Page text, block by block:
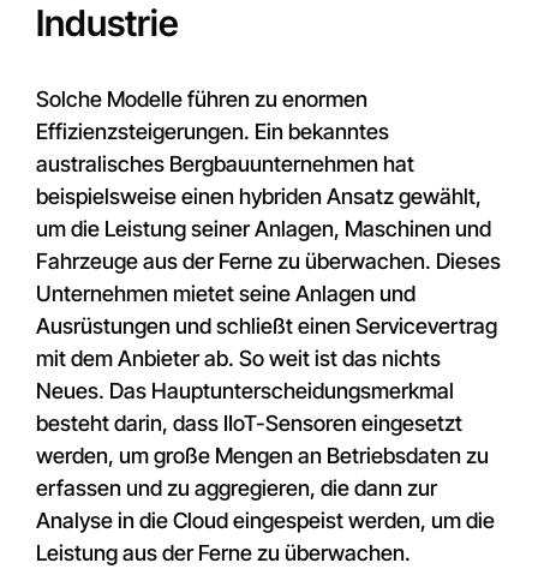
Industrie
Solche Modelle führen zu enormen
Effizienzsteigerungen. Ein bekanntes
australisches Bergbauunternehmen hat
beispielsweise einen hybriden Ansatz gewählt,
um die Leistung seiner Anlagen, Maschinen und
Fahrzeuge aus der Ferne zu überwachen. Dieses
Unternehmen mietet seine Anlagen und
Ausrüstungen und schließt einen Servicevertrag
mit dem Anbieter ab. So weit ist das nichts
Neues. Das Hauptunterscheidungsmerkmal
besteht darin, dass IIoT-Sensoren eingesetzt
werden, um große Mengen an Betriebsdaten zu
erfassen und zu aggregieren, die dann zur
Analyse in die Cloud eingespeist werden, um die
Leistung aus der Ferne zu überwachen.